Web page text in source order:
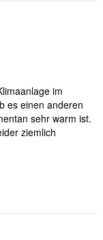
im
es einen anderen
sehr warm ist.
ziemlich